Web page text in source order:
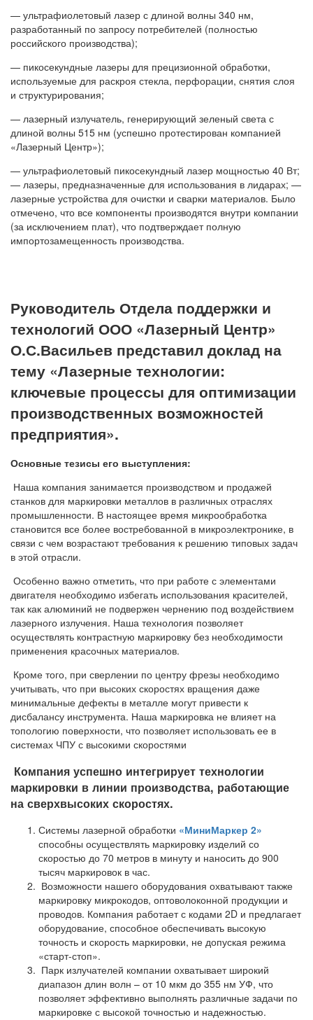
— ультрафиолетовый лазер с длиной волны 340 нм,
разработанный по запросу потребителей (полностью
российского производства);
— пикосекундные лазеры для прецизионной обработки,
используемые для раскроя стекла, перфорации, снятия слоя
и структурирования;
— лазерный излучатель, генерирующий зеленый света с
длиной волны 515 нм (успешно протестирован компанией
«Лазерный Центр»);
— ультрафиолетовый пикосекундный лазер мощностью 40 Вт;
— лазеры, предназначенные для использования в лидарах; —
лазерные устройства для очистки и сварки материалов. Было
отмечено, что все компоненты производятся внутри компании
(за исключением плат), что подтверждает полную
импортозамещенность производства.
Руководитель Отдела поддержки и
технологий ООО «Лазерный Центр»
О.С.Васильев представил доклад на
тему «Лазерные технологии:
ключевые процессы для оптимизации
производственных возможностей
предприятия».
Основные тезисы его выступления:
Наша компания занимается производством и продажей
станков для маркировки металлов в различных отраслях
промышленности. В настоящее время микрообработка
становится все более востребованной в микроэлектронике, в
связи с чем возрастают требования к решению типовых задач
в этой отрасли.
Особенно важно отметить, что при работе с элементами
двигателя необходимо избегать использования красителей,
так как алюминий не подвержен чернению под воздействием
лазерного излучения. Наша технология позволяет
осуществлять контрастную маркировку без необходимости
применения красочных материалов.
Кроме того, при сверлении по центру фрезы необходимо
учитывать, что при высоких скоростях вращения даже
минимальные дефекты в металле могут привести к
дисбалансу инструмента. Наша маркировка не влияет на
топологию поверхности, что позволяет использовать ее в
системах ЧПУ с высокими скоростями
Компания успешно интегрирует технологии
маркировки в линии производства, работающие
на сверхвысоких скоростях.
Системы лазерной обработки «МиниМаркер 2»
способны осуществлять маркировку изделий со
скоростью до 70 метров в минуту и наносить до 900
тысяч маркировок в час.
Возможности нашего оборудования охватывают также
маркировку микрокодов, оптоволоконной продукции и
проводов. Компания работает с кодами 2D и предлагает
оборудование, способное обеспечивать высокую
точность и скорость маркировки, не допуская режима
«старт-стоп».
Парк излучателей компании охватывает широкий
диапазон длин волн – от 10 мкм до 355 нм УФ, что
позволяет эффективно выполнять различные задачи по
маркировке с высокой точностью и надежностью.